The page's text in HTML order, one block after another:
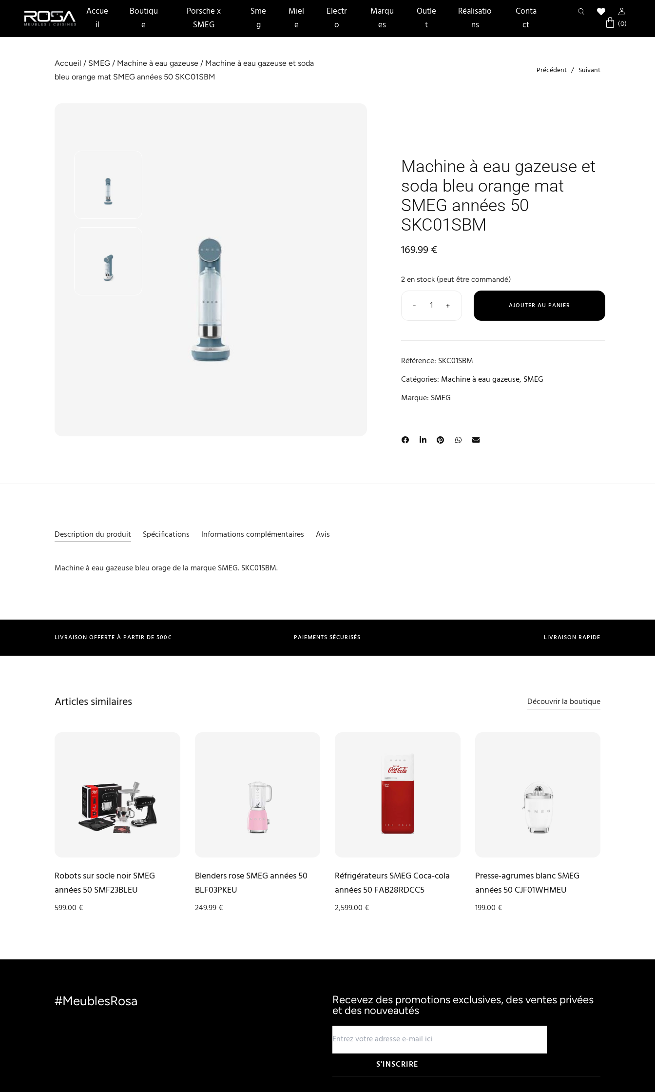
Accue
il
Boutiqu
e
Porsche x
SMEG
Sme
g
Miel
e
Electr
o
Marqu
es
Outle
t
Réalisatio
ns
Conta
ct
Accueil / SMEG / Machine à eau gazeuse / Machine à eau gazeuse et soda
bleu orange mat SMEG années 50 SKC01SBM
Précédent Suivant
Machine à eau gazeuse et
soda bleu orange mat
SMEG années 50
SKC01SBM
169.99€
2 en stock (peut être commandé)
+
- AJOUTER AU PANIER
Référence: SKC01SBM
Catégories: Machine à eau gazeuse, SMEG
Marque: SMEG
Description du produit Spécifications Informations complémentaires Avis
Machine à eau gazeuse bleu orage de la marque SMEG. SKC01SBM.
LIVRAISON OFFERTE À PARTIR DE 500€ PAIEMENTS SÉCURISÉS LIVRAISON RAPIDE
Articles similaires Découvrir la boutique
Robots sur socle noir SMEG
années 50 SMF23BLEU
599.00€
Blenders rose SMEG années 50
BLF03PKEU
249.99€
Réfrigérateurs SMEG Coca-cola
années 50 FAB28RDCC5
2,599.00€
Presse-agrumes blanc SMEG
années 50 CJF01WHMEU
199.00€
#MeublesRosa
Recevez des promotions exclusives, des ventes privées
et des nouveautés
S'INSCRIRE